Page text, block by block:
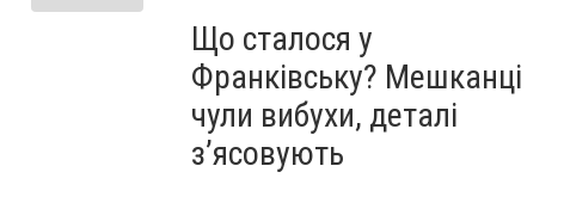
Що сталося у
Франківську? Мешканці
чули вибухи, деталі
з’ясовують